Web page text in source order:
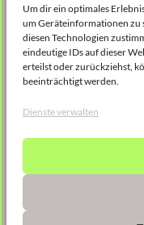
Um dir ein optimales
um Geräteinformationen zu
diesen Technologien
eindeutige IDs auf dieser
erteilst oder zurückziehst,
beeinträchtigt werden.
Dienste verwalten
Enno Poppe
Trauben (2004)
Stefan Streich
Sog (2006)